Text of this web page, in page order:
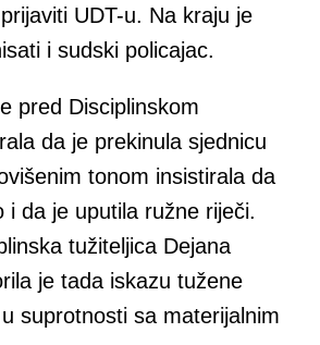
UDT-u. Na kraju je
i sudski policajac.
pred Disciplinskom
da je prekinula sjednicu
tonom insistirala da
i da je uputila ružne riječi.
tužiteljica Dejana
je tada iskazu tužene
suprotnosti sa materijalnim